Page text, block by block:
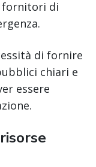
fornitori di
di fornire
chiari e
essere